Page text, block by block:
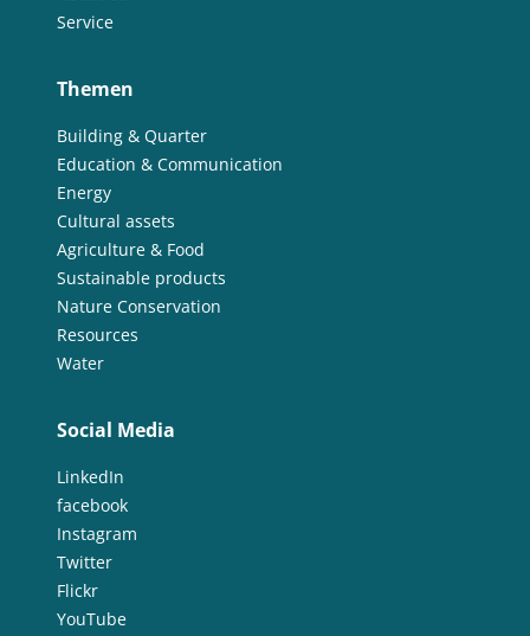
Service
Themen
Building & Quarter
Education & Communication
Energy
Cultural assets
Agriculture & Food
Sustainable products
Nature Conservation
Resources
Water
Social Media
LinkedIn
facebook
Instagram
Twitter
Flickr
YouTube